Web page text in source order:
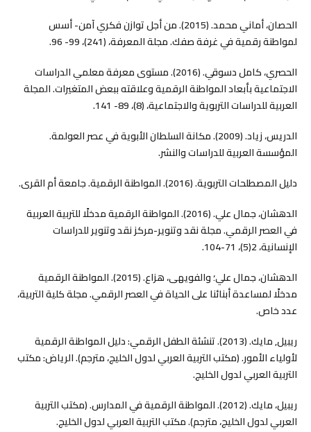
الحصان، أماني محمد. (2015). من أجل توازن فكري آمن- أسس
لمواطنة رقمية في غرفة صفك. مجلة المعرفة، (241)، 99- 96.
الحصري، كامل دسوقي. (2016). مستوى معرفة معلمي الدراسات
الاجتماعية بأبعاد المواطنة الرقمية وعلاقته ببعض المتغيرات. المجلة
العربية للدراسات التربوية والاجتماعية، (8)، 89- 141.
الدريس، زياد. (2009). مكانة السلطان الأبوية في عصر العولمة.
المؤسسة العربية للدراسات والنشر.
دليل المصطلحات التربوية. (2016). المواطنة الرقمية. جامعة أم القرى.
الدهشان، جمال علي. (2016). المواطنة الرقمية مدخلًا للتربية العربية
في العصر الرقمي. مجلة نقد وتنوير-مركز نقد وتنوير للدراسات
الإنسانية، 2(5)، 71-104.
الدهشان، جمال علي؛ والفويهى، هزاع. (2015). المواطنة الرقمية
مدخلًا لمساعدة أبنائنا على الحياة في العصر الرقمي. مجلة كلية التربية،
عدد خاص.
ريبيل, مايك. (2013). تنشئة الطفل الرقمي: دليل المواطنة الرقمية
لأولياء الأمور. (مكتب التربية العربي لدول الخليج، مترجم). الرياض: مكتب
التربية العربي لدول الخليج.
ريبيل، مايك. (2012). المواطنة الرقمية في المدارس. (مكتب التربية
العربي لدول الخليج، مترجم). مكتب التربية العربي لدول الخليج.